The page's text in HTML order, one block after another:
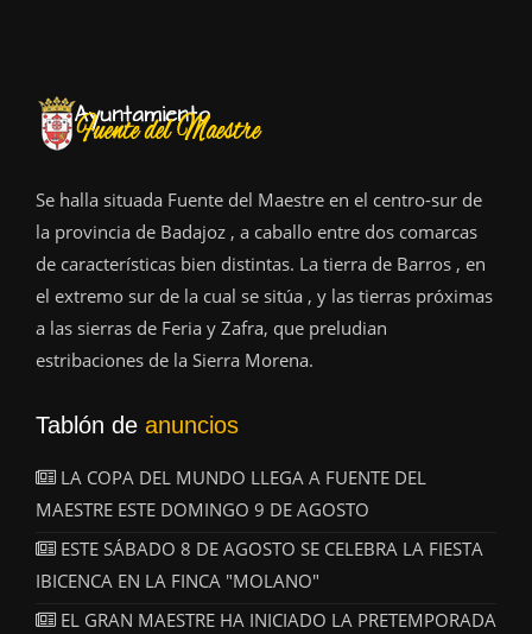
Se halla situada Fuente del Maestre en el centro-sur de
la provincia de Badajoz , a caballo entre dos comarcas
de características bien distintas. La tierra de Barros , en
el extremo sur de la cual se sitúa , y las tierras próximas
a las sierras de Feria y Zafra, que preludian
estribaciones de la Sierra Morena.
Tablón de anuncios
LA COPA DEL MUNDO LLEGA A FUENTE DEL
MAESTRE ESTE DOMINGO 9 DE AGOSTO
ESTE SÁBADO 8 DE AGOSTO SE CELEBRA LA FIESTA
IBICENCA EN LA FINCA "MOLANO"
EL GRAN MAESTRE HA INICIADO LA PRETEMPORADA